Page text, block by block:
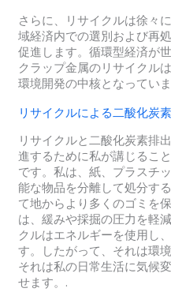
さらに、リサイクルは徐々
域経済内での選別および再
促進します。循環型経済が
クラップ金属のリサイクル
環境開発の中核となってい
リサイクルによる二酸化炭
リサイクルと二酸化炭素排
進するために私が講じるこ
です。私は、紙、プラスチ
能な物品を分離して処分す
て地からより多くのゴミを
は、緩みや採掘の圧力を軽
クルはエネルギーを使用し
す。したがって、それは環
それは私の日常生活に気候
せます。.